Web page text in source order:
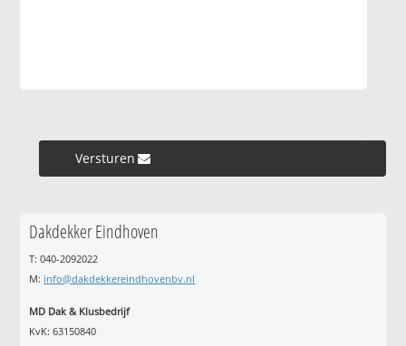
Versturen »
Dakdekker Eindhoven
T: 040-2092022
M: info@dakdekkereindhovenbv.nl
MD Dak & Klusbedrijf
KvK: 63150840